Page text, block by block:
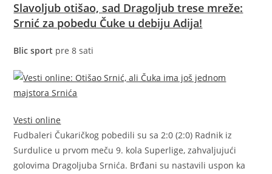
Slavoljub otišao, sad Dragoljub trese mreže:
Srnić za pobedu Čuke u debiju Adija!
Blic sport pre 8 sati
Vesti online
Fudbaleri Čukaričkog pobedili su sa 2:0 (2:0) Radnik iz
Surdulice u prvom meču 9. kola Superlige, zahvaljujući
golovima Dragoljuba Srnića. Brđani su nastavili uspon ka